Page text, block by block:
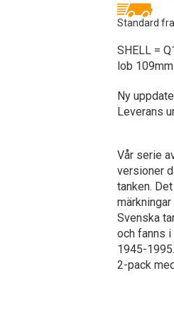
Standard
SHELL =
lob 109mm
Ny
Leverans
Vår serie
versioner
tanken.
Svenska
och fanns i
1945-
2-pack